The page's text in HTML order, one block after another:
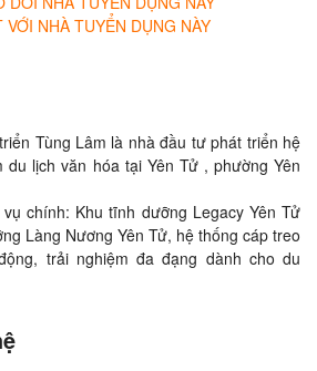
VỚI NHÀ TUYỂN DỤNG NÀY
Tùng Lâm là nhà đầu tư phát triển hệ
du lịch văn hóa tại Yên Tử , phường Yên
chính: Khu tĩnh dưỡng Legacy Yên Tử
Làng Nương Yên Tử, hệ thống cáp treo
trải nghiệm đa đạng dành cho du